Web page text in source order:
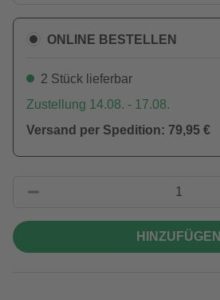
ONLINE BESTELLEN
2 Stück lieferbar
Zustellung 14.08. - 17.08.
Versand per Spedition: 79,95 €
HINZUFÜGEN